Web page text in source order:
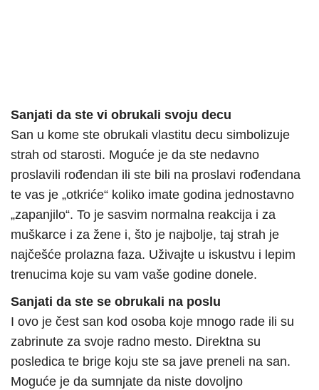
Sanjati da ste vi obrukali svoju decu
San u kome ste obrukali vlastitu decu simbolizuje
strah od starosti. Moguće je da ste nedavno
proslavili rođendan ili ste bili na proslavi rođendana
te vas je „otkriće“ koliko imate godina jednostavno
„zapanjilo“. To je sasvim normalna reakcija i za
muškarce i za žene i, što je najbolje, taj strah je
najčešće prolazna faza. Uživajte u iskustvu i lepim
trenucima koje su vam vaše godine donele.
Sanjati da ste se obrukali na poslu
I ovo je čest san kod osoba koje mnogo rade ili su
zabrinute za svoje radno mesto. Direktna su
posledica te brige koju ste sa jave preneli na san.
Moguće je da sumnjate da niste dovoljno